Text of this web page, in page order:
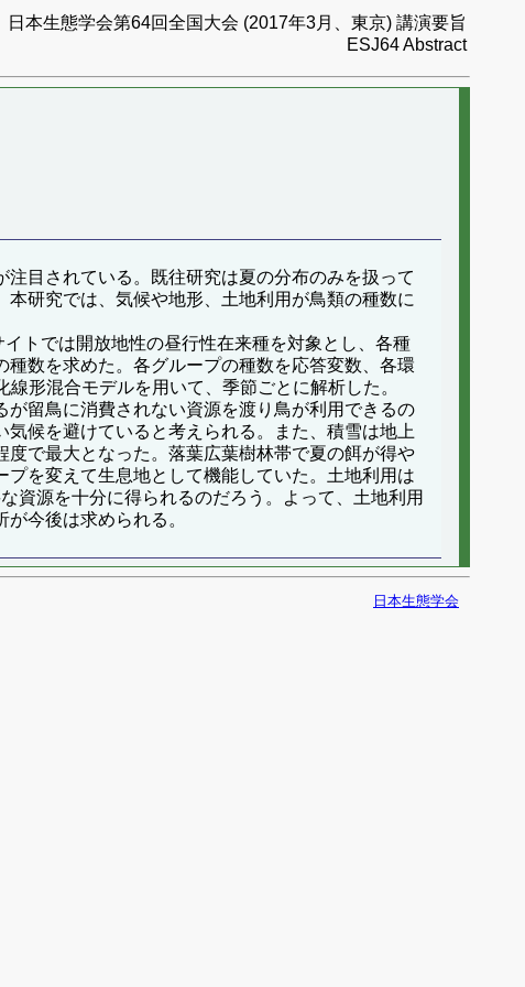
日本生態学会第64回全国大会 (2017年3月、東京) 講演要旨
ESJ64 Abstract
目されている。既往研究は夏の分布のみを扱って
研究では、気候や地形、土地利用が鳥類の種数に
トでは開放地性の昼行性在来種を対象とし、各種
数を求めた。各グループの種数を応答変数、各環
形混合モデルを用いて、季節ごとに解析した。
留鳥に消費されない資源を渡り鳥が利用できるの
候を避けていると考えられる。また、積雪は地上
で最大となった。落葉広葉樹林帯で夏の餌が得や
を変えて生息地として機能していた。土地利用は
資源を十分に得られるのだろう。よって、土地利用
今後は求められる。
日本生態学会